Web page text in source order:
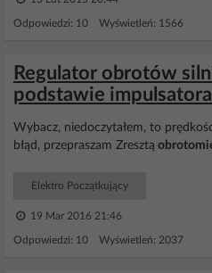
Odpowiedzi: 10 Wyświetleń: 1566
Regulator obrotów
podstawie
Wybacz, niedoczytałem, to
błąd, przepraszam Zresztą
Elektro Początkujący
19 Mar 2016 21:46
Odpowiedzi: 10 Wyświetleń: 2037